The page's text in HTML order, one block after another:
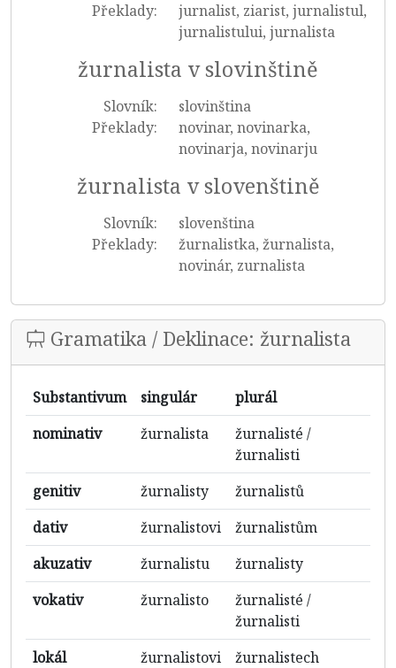
Překlady:
jurnalist, ziarist, jurnalistul,
jurnalistului, jurnalista
žurnalista v slovinštině
Slovník:
slovinština
Překlady:
novinar, novinarka,
novinarja, novinarju
žurnalista v slovenštině
Slovník:
slovenština
Překlady:
žurnalistka, žurnalista,
novinár, zurnalista
Gramatika / Deklinace: žurnalista
Substantivum singulár
plurál
nominativ
žurnalista
žurnalisté /
žurnalisti
genitiv
žurnalisty
žurnalistů
dativ
žurnalistovi
žurnalistům
akuzativ
žurnalistu
žurnalisty
vokativ
žurnalisto
žurnalisté /
žurnalisti
lokál
žurnalistovi
žurnalistech